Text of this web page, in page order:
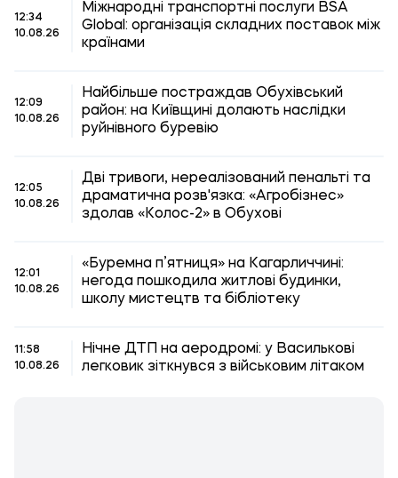
12:34
10.08.26
Міжнародні транспортні послуги BSA
Global: організація складних поставок між
країнами
12:09
10.08.26
Найбільше постраждав Обухівський
район: на Київщині долають наслідки
руйнівного буревію
12:05
10.08.26
Дві тривоги, нереалізований пенальті та
драматична розв'язка: «Агробізнес»
здолав «Колос-2» в Обухові
12:01
10.08.26
«Буремна п’ятниця» на Кагарличчині:
негода пошкодила житлові будинки,
школу мистецтв та бібліотеку
11:58
10.08.26
Нічне ДТП на аеродромі: у Василькові
легковик зіткнувся з військовим літаком